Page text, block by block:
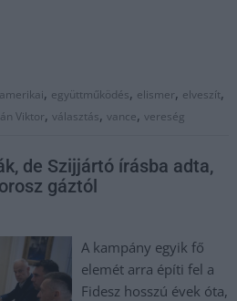
amerikai, együttműködés, elismer, elveszít,
Viktor,választás,vance,vereség
de Szijjártó írásba adta,
gáztól
A kampány egyik fő
elemét arra építi fel a
Fidesz hosszú évek óta,